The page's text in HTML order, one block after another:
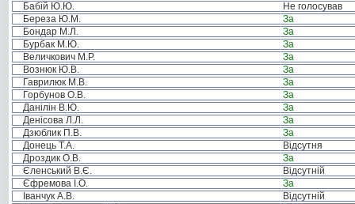
Бабій Ю.Ю.
Не голосував
Береза Ю.М.
За
Бондар М.Л.
За
Бурбак М.Ю.
За
Величкович М.Р.
За
Вознюк Ю.В.
За
Гаврилюк М.В.
За
Горбунов О.В.
За
Данілін В.Ю.
За
Денісова Л.Л.
За
Дзюблик П.В.
За
Донець Т.А.
Відсутня
Дроздик О.В.
За
Єленський В.Є.
Відсутній
Єфремова І.О.
За
Іванчук А.В.
Відсутній